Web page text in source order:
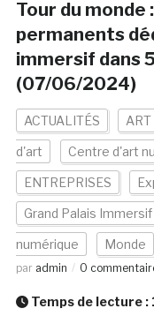
Tour du monde
permanents
immersif dans
(07/06/2024)
ACTUALITÉS ART
d'art Centre d'art
ENTREPRISES
Grand Palais Immersif
numérique Monde
par admin 0
Temps de lecture :